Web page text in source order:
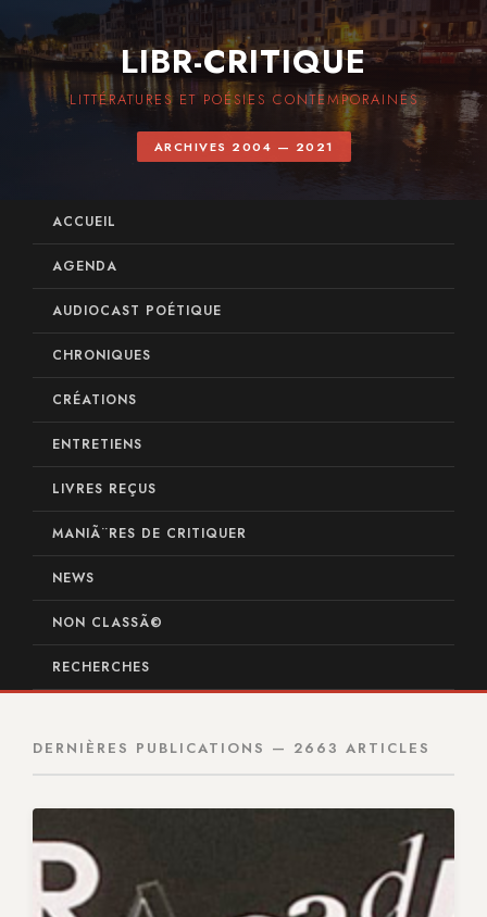
LIBR-CRITIQUE
LITTÉRATURES ET POÉSIES CONTEMPORAINES
ARCHIVES 2004 — 2021
ACCUEIL
AGENDA
AUDIOCAST POÉTIQUE
CHRONIQUES
CRÉATIONS
ENTRETIENS
LIVRES REÇUS
MANIÃ¨RES DE CRITIQUER
NEWS
NON CLASSÃ©
RECHERCHES
DERNIÈRES PUBLICATIONS — 2663 ARTICLES